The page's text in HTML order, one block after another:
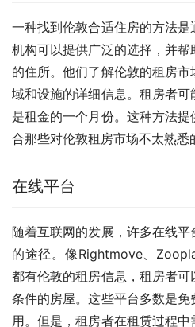
一种找到伦敦合适住房的方法
机构可以提供广泛的选择，并
的住所。他们了解伦敦的租房
域和设施的详细信息。租房者
是租金的一个月份。这种方法
合那些对伦敦租房市场不太熟悉
在线平台
随着互联网的发展，许多在线
的途径。像Rightmove、
都有伦敦的租房信息，租房者
条件的房屋。这些平台多数是
用。但是，租房者在租赁过程